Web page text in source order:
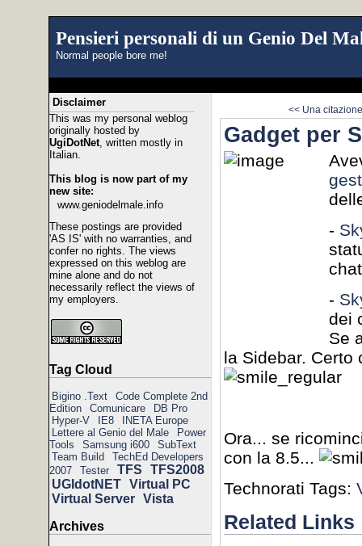
Pensieri personali di un Genio Del
Normal people bore me!
Disclaimer
This was my personal weblog
originally hosted by
UgiDotNet, written mostly in
Italian.
This blog is now part of my
new site:
www.geniodelmale.info
These postings are provided
'AS IS' with no warranties, and
confer no rights. The views
expressed on this weblog are
mine alone and do not
necessarily reflect the views of
my employers.
Tag Cloud
Bigino .Text
Code Complete 2nd
Edition
Comunicare
DB Pro
Hyper-V
IE8
INETA Europe
Lettere al Genio del Male
Power
Tools
Samsung i600
SubText
Team Build
TechEd Developers
2007
Tester TFS
TFS2008
UGIdotNET Virtual PC
Virtual Server Vista
Archives
<< Una
Gadget per
-
-
dei
Se
la Sidebar. Certo
Ora... se
con la 8.5...
Technorati Tags:
Related Links